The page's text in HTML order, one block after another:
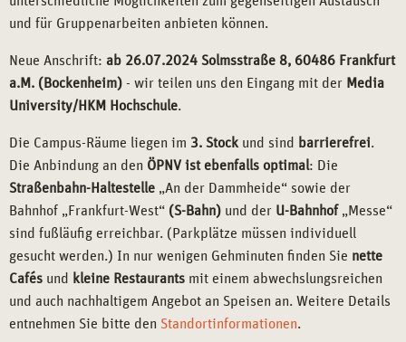
Neue Anschrift:ab 26.07.2024 Solmsstraße 8, 60486 Frankfurt
a.M. (Bockenheim)
- wir teilen uns den Eingang mit der Media
University/HKM Hochschule
Die Campus-Räume liegen im
Die Anbindung an den
ÖPNV ist ebenfalls optimal
: Die
Straßenbahn-Haltestelle„An der Dammheide“ sowie der
Bahnhof „Frankfurt-West“
(S-Bahn) und der U-Bahnhof
sind fußläufig erreichbar. (Parkplätze müssen individuell
gesucht werden.) In nur wenigen Gehminuten finden Sienette
Cafés
kleine Restaurants
mit einem abwechslungsreichen
und auch nachhaltigem Angebot an Speisen an. Weitere Details
entnehmen Sie bitte den
Standortinformationen
Besuchen Sie uns im Frankfurter Campus und lernen Sie unser